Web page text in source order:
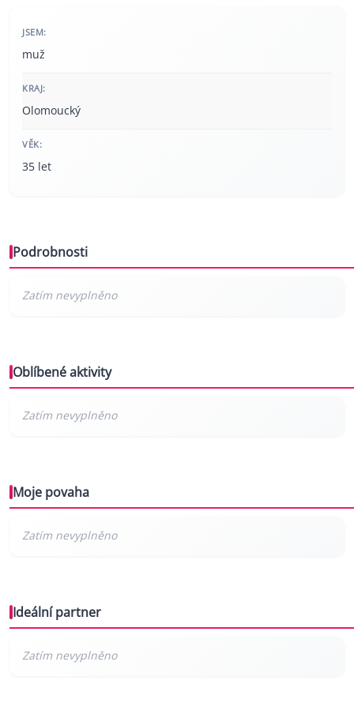
JSEM:
muž
KRAJ:
Olomoucký
VĚK:
35 let
Podrobnosti
Oblíbené aktivity
Moje povaha
Ideální partner